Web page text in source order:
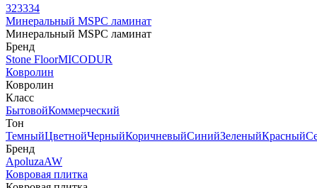
323334
Минеральный MSPC ламинат
Минеральный MSPC ламинат
Бренд
Stone FloorMICODUR
Ковролин
Ковролин
Класс
БытовойКоммерческий
Тон
ТемныйЦветнойЧерныйКоричневыйСинийЗеленыйКрасный
Бренд
ApoluzaAW
Ковровая плитка